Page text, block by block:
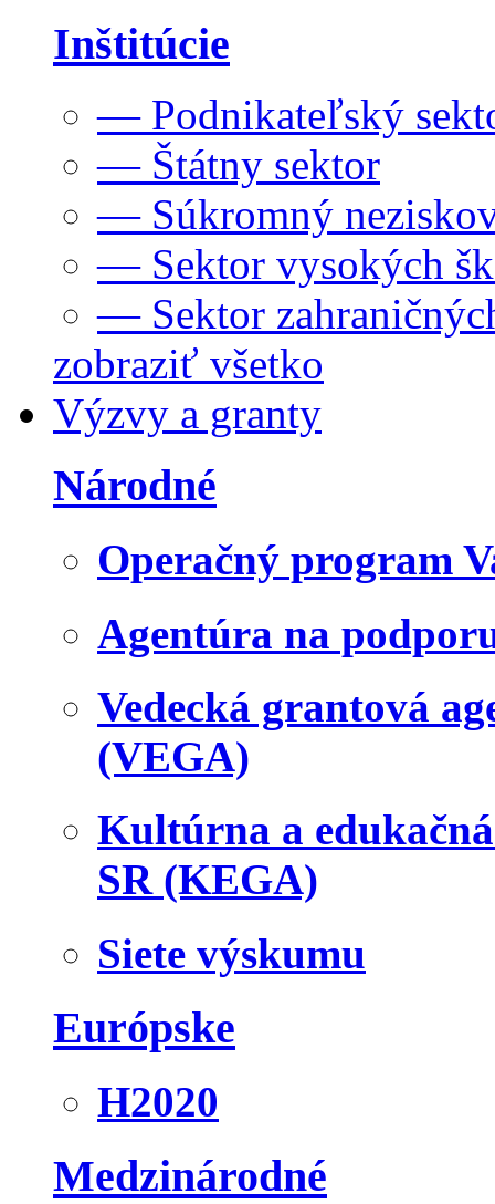
Inštitúcie
— Podnikateľský
— Štátny sektor
— Súkromný
— Sektor vysokých
— Sektor
zobraziť všetko
Výzvy a granty
Národné
Operačný program
Agentúra na
Vedecká grantová
(VEGA)
Kultúrna a
SR (KEGA)
Siete výskumu
Európske
H2020
Medzinárodné